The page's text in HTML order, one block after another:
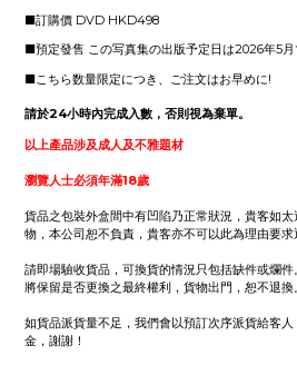
■訂購價 DVD HKD498
■預定發售 この写真集の出版予定日は2026年5月
■こちら数量限定につき、ご注文はお早めに!
請於24小時內完成入數，否則視為棄單。
以上產品涉及成人及不雅題材
瀏覽人士必須年滿18歲
貨品之包裝外盒間中有凹陷乃正常狀況，貴客如
物，本公司恕不負責，貴客亦不可以此為理由要求
請即場驗收貨品，可換貨的情況只包括缺件或爛
將保留是否更換之最終權利，貨物出門，恕不退換。
如貨品派貨量不足，我們會以預訂次序派貨給客
金，謝謝！